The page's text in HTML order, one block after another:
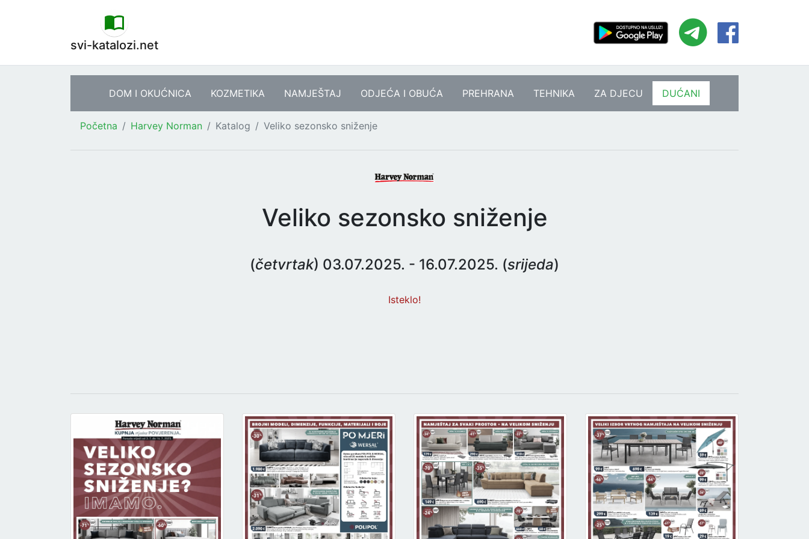
svi-katalozi.net
DOM I OKUĆNICA KOZMETIKA NAMJEŠTAJ ODJEĆA I OBUĆA PREHRANA TEHNIKA ZA DJECU DUĆANI
Početna Harvey Norman Katalog Veliko sezonsko sniženje
Veliko sezonsko sniženje
(četvrtak) 03.07.2025. - 16.07.2025. (srijeda)
Isteklo!